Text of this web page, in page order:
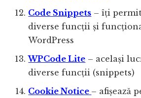
Code Snippets – îți
diverse funcții și
WordPress
WPCode Lite – același
diverse funcții (snippets)
Cookie Notice – afișează